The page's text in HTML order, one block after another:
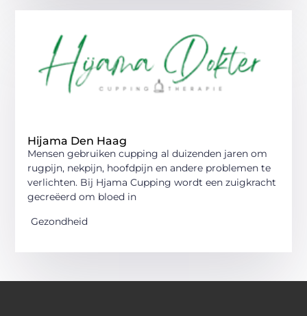
Hijama Den Haag
Mensen gebruiken cupping al duizenden jaren om
rugpijn, nekpijn, hoofdpijn en andere problemen te
verlichten. Bij Hjama Cupping wordt een zuigkracht
gecreëerd om bloed in
Gezondheid